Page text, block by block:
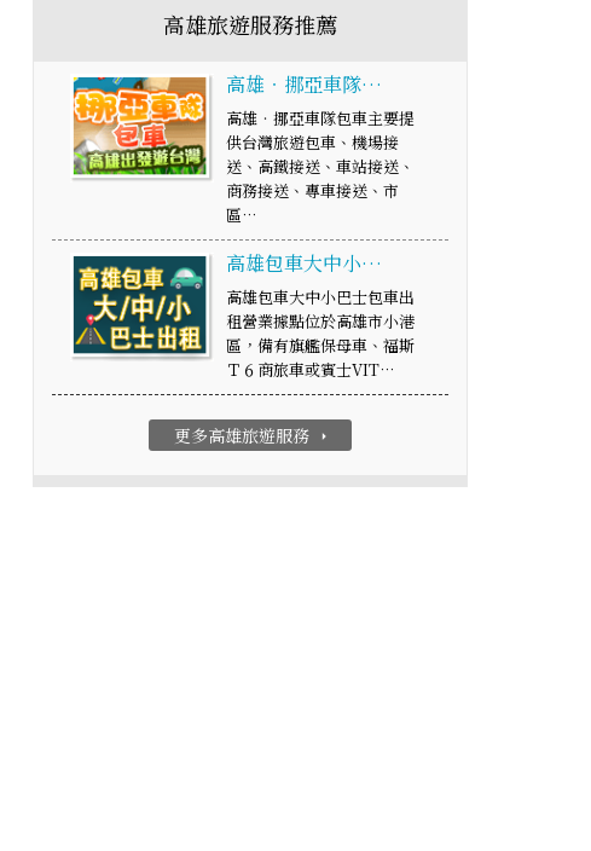
高雄旅遊服務推薦
高雄‧挪亞車隊…
高雄‧挪亞車隊包車主要提
供台灣旅遊包車、機場接
送、高鐵接送、車站接送、
商務接送、專車接送、市
區…
高雄包車大中小…
高雄包車大中小巴士包車出
租營業據點位於高雄市小港
區，備有旗艦保母車、福斯
Ｔ６商旅車或賓士VIT…
更多高雄旅遊服務 arrow_right